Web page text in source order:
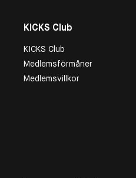
KICKS Club
KICKS Club
Medlemsförmåner
Medlemsvillkor